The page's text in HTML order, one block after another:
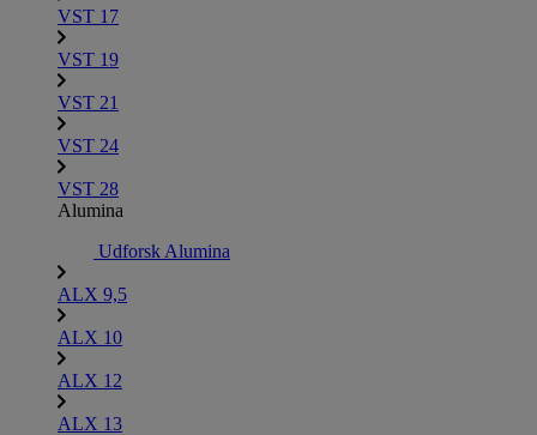
VST 17
VST 19
VST 21
VST 24
VST 28
Alumina
Udforsk Alumina
ALX 9,5
ALX 10
ALX 12
ALX 13